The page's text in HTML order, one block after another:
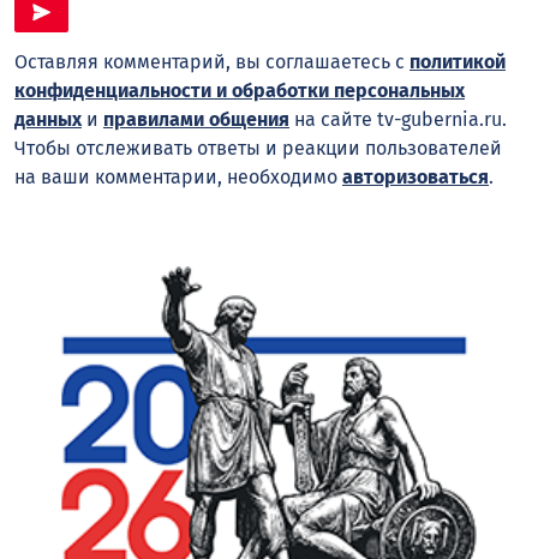
Оставляя комментарий, вы соглашаетесь с политикой
конфиденциальности и обработки персональных
данных и правилами общения на сайте tv-gubernia.ru.
Чтобы отслеживать ответы и реакции пользователей
на ваши комментарии, необходимо авторизоваться.